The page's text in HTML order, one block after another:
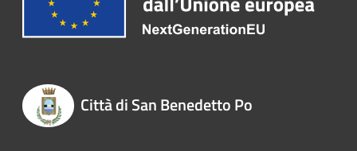
Città di San Benedetto Po